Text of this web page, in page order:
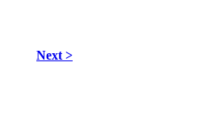
Next >